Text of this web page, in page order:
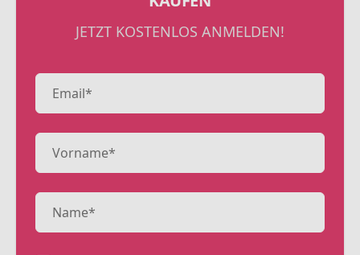
JETZT KOSTENLOS ANMELDEN!